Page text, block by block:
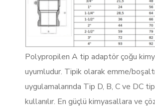
Polypropilen A tip adaptör çoğu
uyumludur. Tipik olarak emme/
uygulamalarında Tip D, B, C ve DC
kullanılır. En güçlü kimyasallara ve